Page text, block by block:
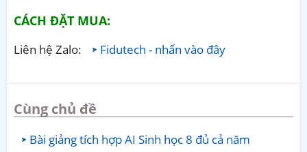
CÁCH ĐẶT MUA:
Liên hệ Zalo: Fidutech - nhấn vào đây
Cùng chủ đề
Bài giảng tích hợp AI Sinh học 8 đủ cả năm